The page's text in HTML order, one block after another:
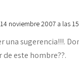
noviembre 2007 a las
una sugerencia!!!.
de este hombre??.